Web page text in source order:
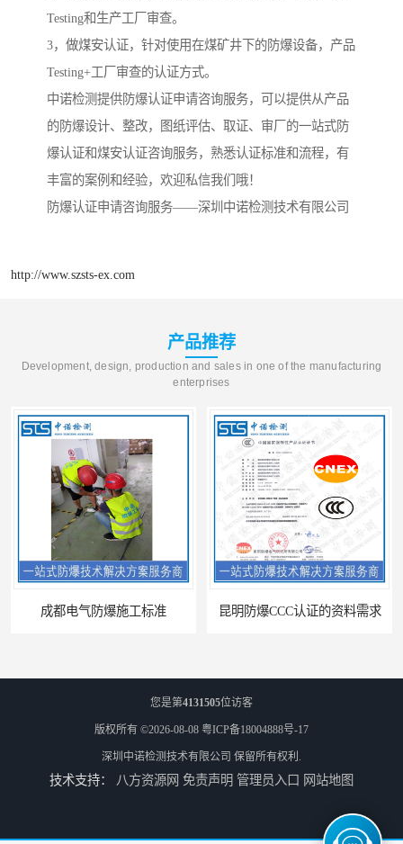
Testing和生产工厂审查。
3，做煤安认证，针对使用在煤矿井下的防爆设备，产品
Testing+工厂审查的认证方式。
中诺检测提供防爆认证申请咨询服务，可以提供从产品
的防爆设计、整改，图纸评估、取证、审厂的一站式防
爆认证和煤安认证咨询服务，熟悉认证标准和流程，有
丰富的案例和经验，欢迎私信我们哦！
防爆认证申请咨询服务——深圳中诺检测技术有限公司
http://www.szsts-ex.com
产品推荐
Development, design, production and sales in one of the manufacturing
enterprises
成都电气防爆施工标准 昆明防爆CCC认证的资料需求
合肥IECEx标志认证发证机构 海口防爆电器设备维修资质办理周期
您是第4131505位访客
版权所有 ©2026-08-08 粤ICP备18004888号-17
深圳中诺检测技术有限公司 保留所有权利.
技术支持： 八方资源网 免责声明 管理员入口 网站地图